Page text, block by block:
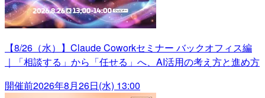
【8/26（水）】Claude Coworkセミナー バックオフィス編
｜「相談する」から「任せる」へ、AI活用の考え方と進め方
開催前2026年8月26日(水) 13:00